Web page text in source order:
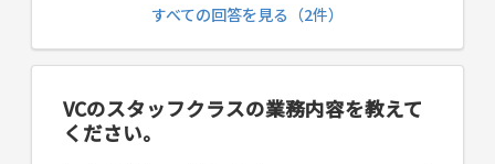
すべての回答を見る（2件）
VCのスタッフクラスの業務内容を教えて
ください。